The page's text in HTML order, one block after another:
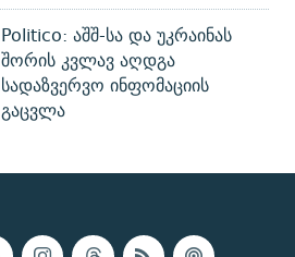
Politico: აშშ-სა და უკრაინას
შორის კვლავ აღდგა
სადაზვერვო ინფომაციის
გაცვლა